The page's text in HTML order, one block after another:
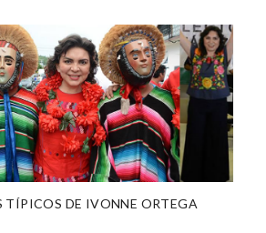
TÍPICOS DE IVONNE ORTEGA